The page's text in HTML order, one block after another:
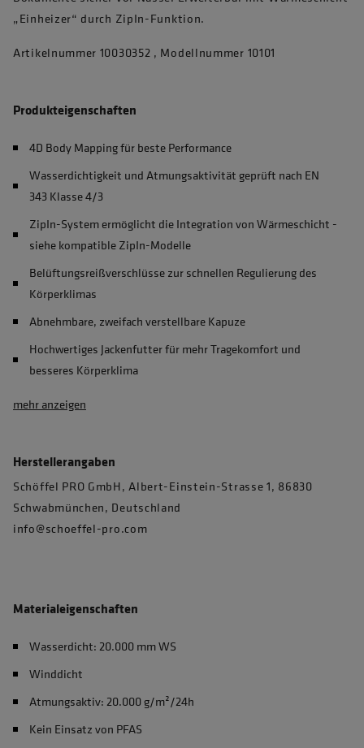
„Einheizer“ durch ZipIn-Funktion.
Artikelnummer 10030352 , Modellnummer 10101
Produkteigenschaften
4D Body Mapping für beste Performance
Wasserdichtigkeit und Atmungsaktivität geprüft nach EN
343 Klasse 4/3
ZipIn-System ermöglicht die Integration von Wärmeschicht -
siehe kompatible ZipIn-Modelle
Belüftungsreißverschlüsse zur schnellen Regulierung des
Körperklimas
Abnehmbare, zweifach verstellbare Kapuze
Hochwertiges Jackenfutter für mehr Tragekomfort und
besseres Körperklima
mehr anzeigen
Herstellerangaben
Schöffel PRO GmbH, Albert-Einstein-Strasse 1, 86830
Schwabmünchen, Deutschland
info@schoeffel-pro.com
Materialeigenschaften
Wasserdicht: 20.000 mm WS
Winddicht
Atmungsaktiv: 20.000 g/m²/24h
Kein Einsatz von PFAS